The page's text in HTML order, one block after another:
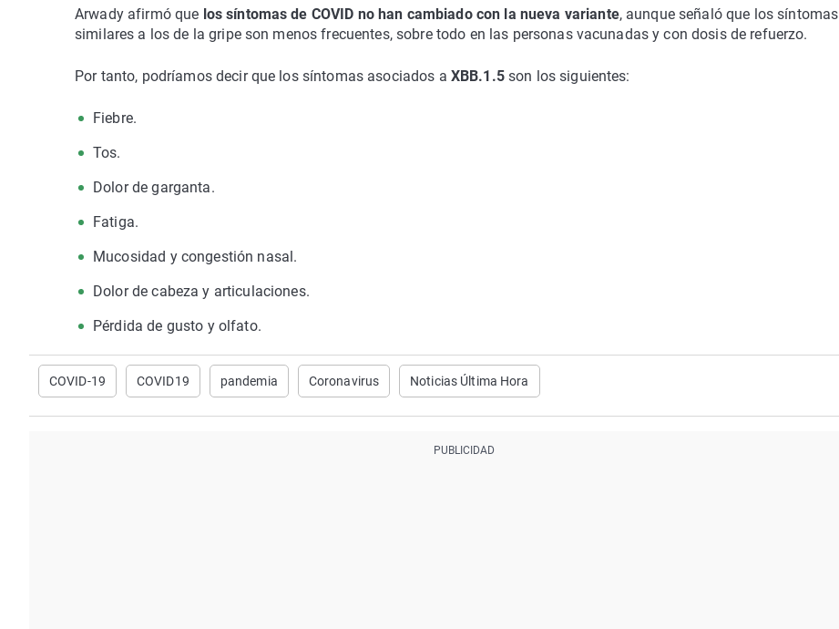
Arwady afirmó que los síntomas de COVID no han cambiado con la nueva variante, aunque señaló que los síntomas
similares a los de la gripe son menos frecuentes, sobre todo en las personas vacunadas y con dosis de refuerzo.
Por tanto, podríamos decir que los síntomas asociados a XBB.1.5son los siguientes:
Fiebre.
Tos.
Dolor de garganta.
Fatiga.
Mucosidad y congestión nasal.
Dolor de cabeza y articulaciones.
Pérdida de gusto y olfato.
COVID-19 COVID19 pandemia Coronavirus Noticias Última Hora